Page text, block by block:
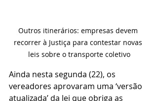
Outros itinerários: empresas devem
recorrer à Justiça para contestar novas
leis sobre o transporte coletivo
Ainda nesta segunda (22), os
vereadores aprovaram uma ‘versão
atualizada’ da lei que obriga as